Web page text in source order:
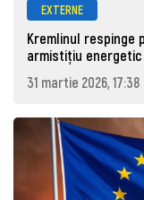
EXTERNE
Kremlinul respinge
armistițiu energetic
31 martie 2026, 17:38